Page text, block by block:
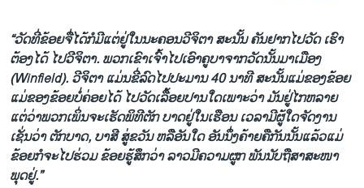
“ວັດທີ່ຂ້ອຍຈື່ໄດ້ກໍມີແຕ່ຢູ່ໃນນະຄອນວີຈິຕາ ສະນັ້ນ ຄັນຢາກໄປວັດ ເຮົາ
ຕ້ອງໄດ້ ໄປວີຈິຕາ. ພວກເຂົາເຈົ້າໄປເອົາຄູບາຈາກວັດນັ້ນມາເມືອງ
(Winfield). ວີຈິຕາ ແມ່ນຂີ່ລົດໄປປະມານ 40 ນາທີ ສະນັ້ນແມ່ຂອງຂ້ອຍ
ແມ່ຂອງຂ້ອຍບໍ່ຄ່ອຍໄດ້ ໄປວັດເລື້ອຍປານໃດເພາະວ່າ ມັນຢູ່ໄກຫລາຍ
ແຕ່ວ່າພວກເພິ່ນຈະເຮັດພິທີຕັກ ບາດຢູ່ໃນເຮືອນ ເວລາມີຜູ້ໃດຈັດງານ
ເຊັ່ນວ່າ ຕັກບາດ, ບາສີ ສູ່ຂວັນ ຫລືອັນໃດ ອັນນຶ່ງຄ້າຍຄືກັນນັ້ນແລ້ວແມ່
ຂ້ອຍກໍຈະໄປຮ່ວມ ຂ້ອຍຮູ້ສຶກວ່າ ລາວມີຄວາມຜູກ ພັນນັບຖືສາສະໜາ
ພຸດຢູ່.”